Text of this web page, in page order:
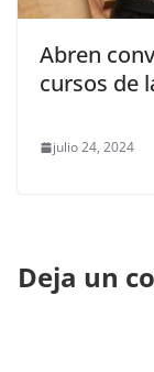
Abren
cursos de
julio 24, 2024
Deja un